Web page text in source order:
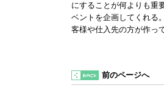
にすることが何よりも重
ベントを企画してくれる
客様や仕入先の方が作っ
前のページへ